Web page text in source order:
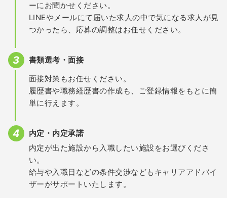
ーにお聞かせください。
LINEやメールにて届いた求人の中で気になる求人が見
つかったら、応募の調整はお任せください。
書類選考・面接
面接対策もお任せください。
履歴書や職務経歴書の作成も、ご登録情報をもとに簡
単に行えます。
内定・内定承諾
内定が出た施設から入職したい施設をお選びくださ
い。
給与や入職日などの条件交渉などもキャリアアドバイ
ザーがサポートいたします。